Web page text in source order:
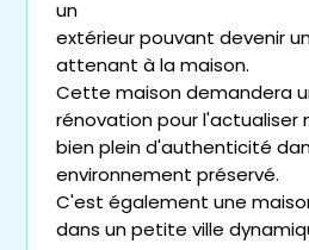
un
extérieur pouvant devenir
attenant à la maison.
Cette maison demandera
rénovation pour l'actualiser
bien plein d'authenticité
environnement préservé.
C'est également une
dans un petite ville